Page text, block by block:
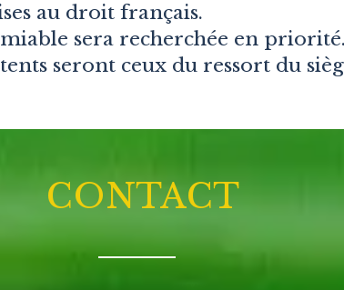
au droit français.
sera recherchée en priorité.
seront ceux du ressort du
CONTACT